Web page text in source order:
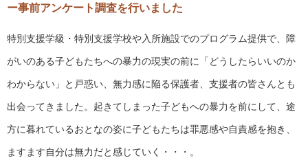
ー事前アンケート調査を行いました
特別支援学級・特別支援学校や入所施設でのプログラム提供で、障
がいのある子どもたちへの暴力の現実の前に「どうしたらいいのか
わからない」と戸惑い、無力感に陥る保護者、支援者の皆さんとも
出会ってきました。起きてしまった子どもへの暴力を前にして、途
方に暮れているおとなの姿に子どもたちは罪悪感や自責感を抱き、
ますます自分は無力だと感じていく・・・。